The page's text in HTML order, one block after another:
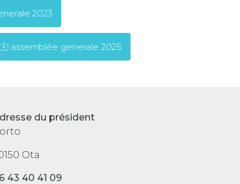
2023
assemblée generale 2025
du président
Ota
43 40 41 09